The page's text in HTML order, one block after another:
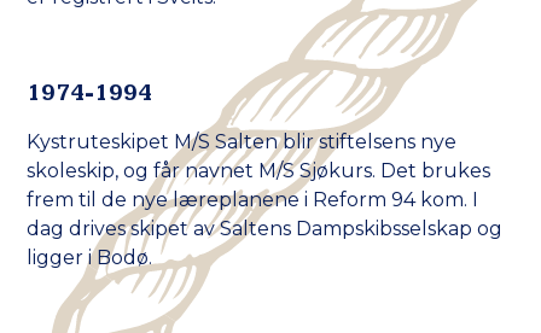
1974-1994
Kystruteskipet M/S Salten blir stiftelsens nye
skoleskip, og får navnet M/S Sjøkurs. Det brukes
frem til de nye læreplanene i Reform 94 kom. I
dag drives skipet av Saltens Dampskibsselskap og
ligger i Bodø.